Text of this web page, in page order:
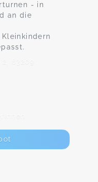
- in
an die
83209